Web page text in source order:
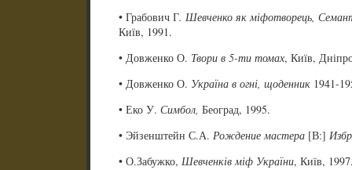
• Грабович Г. Шевченко як міфотворець,
Київ, 1991.
• Довженко О. Твори в 5-ти томах, Київ,
• Довженко О. Україна в огні, щоденник1941-
• Еко У. Симбол, Београд, 1995.
• Эйзенштейн С.А. Рождение мастера [В:]
• О.Забужко, Шевченків міф України, Київ,